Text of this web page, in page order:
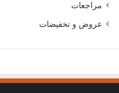
مراجعات
عروض و تخفيضات